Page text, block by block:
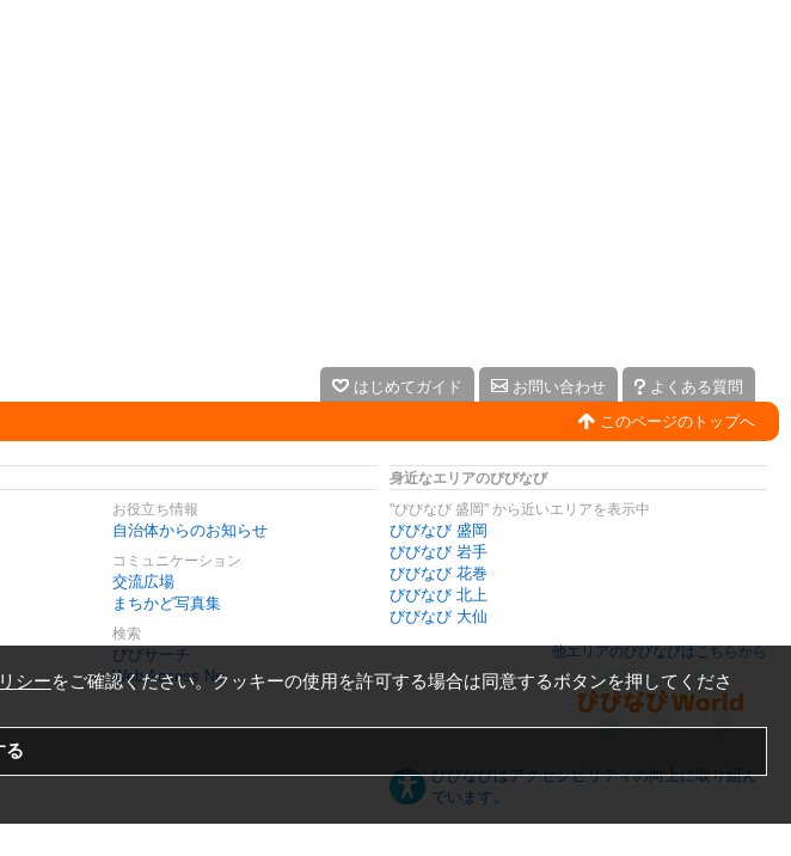
はじめてガイド お問い合わせ
よくある質問
このページのトップへ
お役立ち情報
自治体からのお知らせ
コミュニケーション
交流広場
まちかど写真集
検索
びびサーチ
Web Access No.
身近なエリアのびびなび
"びびなび 盛岡" から近いエリアを表示中
びびなび 盛岡
びびなび 岩手
びびなび 花巻
びびなび 北上
びびなび 大仙
他エリアのびびなびはこちらから
びびなびはアクセシビリティの向上に取り組ん
でいます。
シーをご確認ください。クッキーの使用を許可する場合は同意するボタンを押してくださ